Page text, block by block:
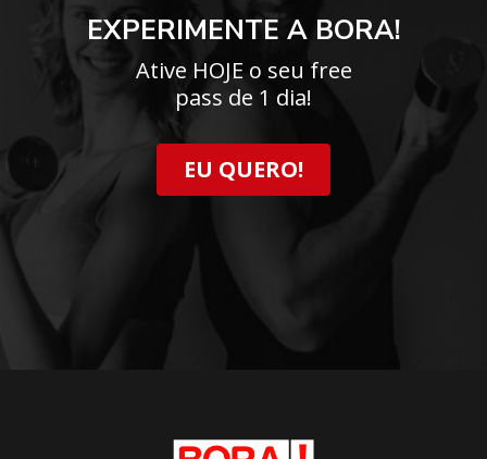
EXPERIMENTE A BORA!
Ative HOJE o seu free
pass de 1 dia!
EU QUERO!